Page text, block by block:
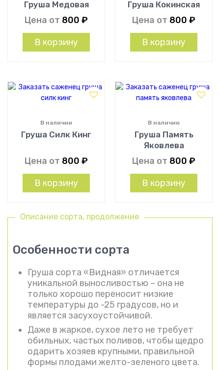
Описание сорта, продолжение
Особенности сорта
Груша сорта «Видная» отличается
уникальной выносливостью – она не
только хорошо переносит низкие
температуры до -25 градусов, но и
является засухоустойчивой.
Даже в жаркое, сухое лето не требует
обильных, частых поливов, чтобы щедро
одарить хозяев крупными, правильной
формы плодами желто-зеленого цвета.
Груша Медовая
Цена от 800 ₽
В корзину
Груша Кокинская
Цена от 800 ₽
В корзину
Груша Силк Кинг
В наличии
Цена от 800 ₽
В корзину
Груша Память
Яковлева
В наличии
Цена от 800 ₽
В корзину